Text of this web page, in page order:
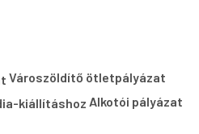
Városzöldítő ötletpályázat
Alkotói pályázat